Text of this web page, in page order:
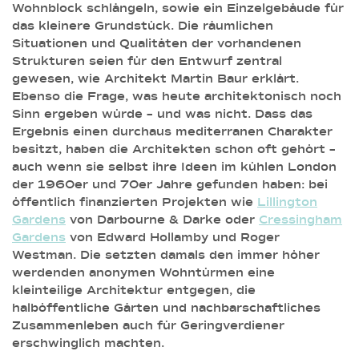
Wohnblock schlängeln, sowie ein Einzelgebäude für
das kleinere Grundstück. Die räumlichen
Situationen und Qualitäten der vorhandenen
Strukturen seien für den Entwurf zentral
gewesen, wie Architekt Martin Baur erklärt.
Ebenso die Frage, was heute architektonisch noch
Sinn ergeben würde – und was nicht. Dass das
Ergebnis einen durchaus mediterranen Charakter
besitzt, haben die Architekten schon oft gehört –
auch wenn sie selbst ihre Ideen im kühlen London
der 1960er und 70er Jahre gefunden haben: bei
öffentlich finanzierten Projekten wie Lillington
Gardens von Darbourne & Darke oder Cressingham
Gardens von Edward Hollamby und Roger
Westman. Die setzten damals den immer höher
werdenden anonymen Wohntürmen eine
kleinteilige Architektur entgegen, die
halböffentliche Gärten und nachbarschaftliches
Zusammenleben auch für Geringverdiener
erschwinglich machten.